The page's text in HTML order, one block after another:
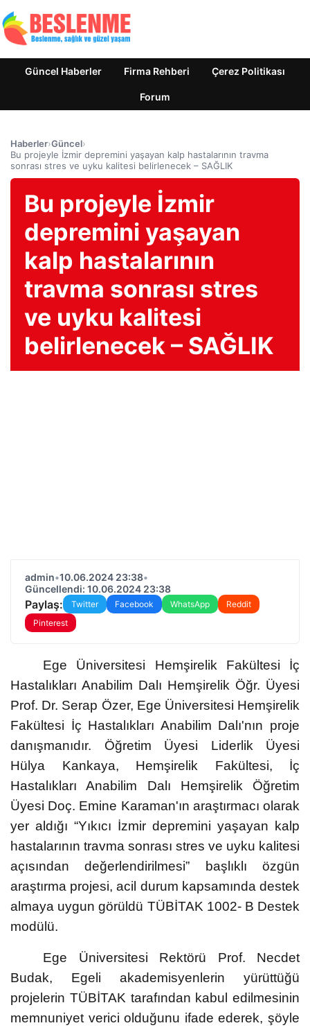
Güncel Haberler Firma Rehberi Çerez Politikası
Forum
Haberler›Güncel›
Bu projeyle İzmir depremini yaşayan kalp hastalarının travma
sonrası stres ve uyku kalitesi belirlenecek – SAĞLIK
Bu projeyle İzmir
depremini yaşayan
kalp hastalarının
travma sonrası stres
ve uyku kalitesi
belirlenecek – SAĞLIK
admin•10.06.2024 23:38•
Güncellendi: 10.06.2024 23:38
Paylaş: Twitter Facebook WhatsApp
Reddit
Pinterest
Ege Üniversitesi Hemşirelik Fakültesi İç
Hastalıkları Anabilim Dalı Hemşirelik Öğr. Üyesi
Prof. Dr. Serap Özer, Ege Üniversitesi Hemşirelik
Fakültesi İç Hastalıkları Anabilim Dalı'nın proje
danışmanıdır. Öğretim Üyesi Liderlik Üyesi
Hülya Kankaya, Hemşirelik Fakültesi, İç
Hastalıkları Anabilim Dalı Hemşirelik Öğretim
Üyesi Doç. Emine Karaman'ın araştırmacı olarak
yer aldığı “Yıkıcı İzmir depremini yaşayan kalp
hastalarının travma sonrası stres ve uyku kalitesi
açısından değerlendirilmesi” başlıklı özgün
araştırma projesi, acil durum kapsamında destek
almaya uygun görüldü TÜBİTAK 1002- B Destek
modülü.
Ege Üniversitesi Rektörü Prof. Necdet
Budak, Egeli akademisyenlerin yürüttüğü
projelerin TÜBİTAK tarafından kabul edilmesinin
memnuniyet verici olduğunu ifade ederek, şöyle